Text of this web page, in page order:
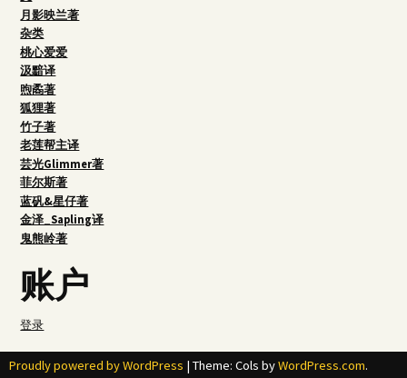
月影映兰著
杂类
桃心爱爱
汲黯译
煦矞著
狐狸著
竹子著
老莲帮主译
芸光Glimmer著
菲尔斯著
蓝矾&星仔著
金泽_Sapling译
鬼熊岭著
账户
登录
Proudly powered by WordPress | Theme: Cols byWordPress.com.